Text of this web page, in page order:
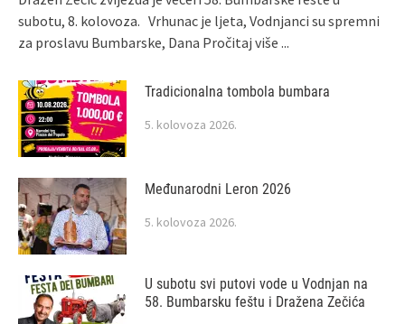
subotu, 8. kolovoza. Vrhunac je ljeta, Vodnjanci su spremni
za proslavu Bumbarske, Dana Pročitaj više ...
Tradicionalna tombola bumbara
5. kolovoza 2026.
Međunarodni Leron 2026
5. kolovoza 2026.
U subotu svi putovi vode u Vodnjan na
58. Bumbarsku feštu i Dražena Zečića